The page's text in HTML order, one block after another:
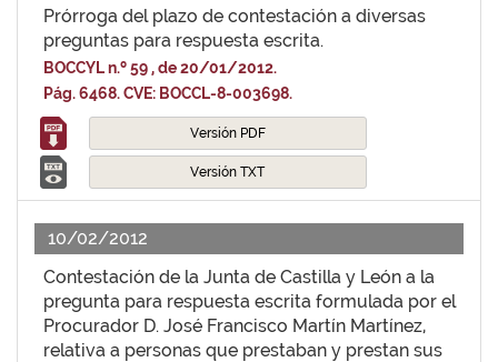
Prórroga del plazo de contestación a diversas
preguntas para respuesta escrita.
BOCCYL n.º 59 , de 20/01/2012.
Pág. 6468. CVE: BOCCL-8-003698.
Versión PDF
Versión TXT
10/02/2012
Contestación de la Junta de Castilla y León a la
pregunta para respuesta escrita formulada por el
Procurador D. José Francisco Martín Martínez,
relativa a personas que prestaban y prestan sus